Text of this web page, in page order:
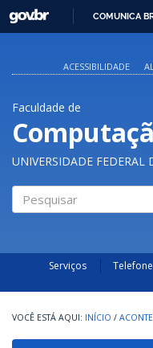
GOVBR
COMUNICA
ACESSIBILIDADE
Faculdade de
UNIVERSIDADE FEDERAL
Serviços
INÍCIO /